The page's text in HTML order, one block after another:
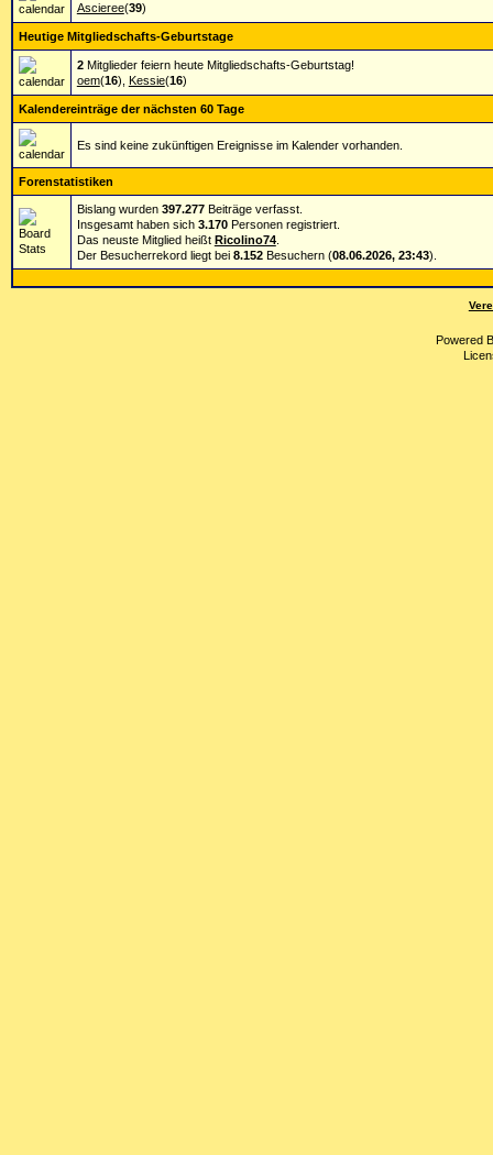
Ascieree(39)
Heutige Mitgliedschafts-Geburtstage
2Mitglieder feiern heute Mitgliedschafts-Geburtstag!
oem(16), Kessie(16)
Kalendereinträge der nächsten 60 Tage
Es sind keine zukünftigen Ereignisse im Kalender vorhanden.
Forenstatistiken
Bislang wurden 397.277Beiträge verfasst.
Insgesamt haben sich 3.170Personen registriert.
Das neuste Mitglied heißt Ricolino74.
Der Besucherrekord liegt bei 8.152Besuchern (08.06.2026, 23:43).
Powered